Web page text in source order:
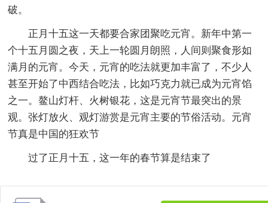
破。
正月十五这一天都要合家团聚吃元宵。新年中第一
个十五月圆之夜，天上一轮圆月朗照，人间则聚食形如
满月的元宵。今天，元宵的吃法就更加丰富了，不少人
甚至开始了中西结合吃法，比如巧克力就已成为元宵馅
之一。鳌山灯杆、火树银花，这是元宵节最突出的景
观。张灯放火、观灯游赏是元宵主要的节俗活动。元宵
节真是中国的狂欢节
过了正月十五，这一年的春节算是结束了